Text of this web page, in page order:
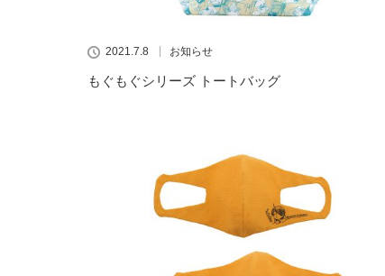
2021.7.8 お知らせ
もぐもぐシリーズ トートバッグ